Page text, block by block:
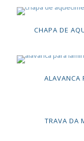
CHAPA DE
ALAVANCA
TRAVA DA